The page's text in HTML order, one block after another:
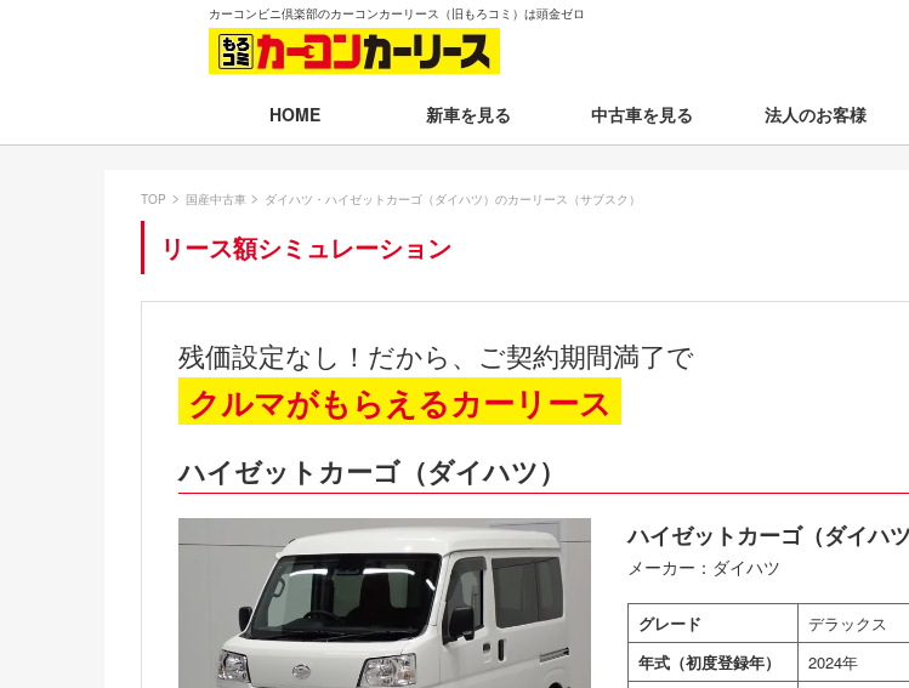
カーコンビニ倶楽部のカーコンカーリース（旧もろコミ）は頭金ゼロ
HOME 新車を見る
月々50,001円以上のクルマを見る
新車一覧から選ぶ
即納車（最短14日で納車）
残価設定プラン
電気自動車（EV）
福祉車両
ミニカー
中古車を見る 法人のお客様
TOP 国産中古車 ダイハツ・ハイゼットカーゴ（ダイハツ）のカーリース（サブスク）
リース額シミュレーション
残価設定なし！だから、ご契約期間満了で
クルマがもらえるカーリース
ハイゼットカーゴ（ダイハツ）
ハイゼットカーゴ（ダイハツ
メーカー：ダイハツ
グレード
デラックス
年式（初度登録年）
2024年